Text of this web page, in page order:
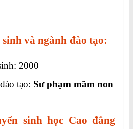
và ngành đào tạo:
2000
tạo: Sư phạm mầm non
sinh học Cao đẳng